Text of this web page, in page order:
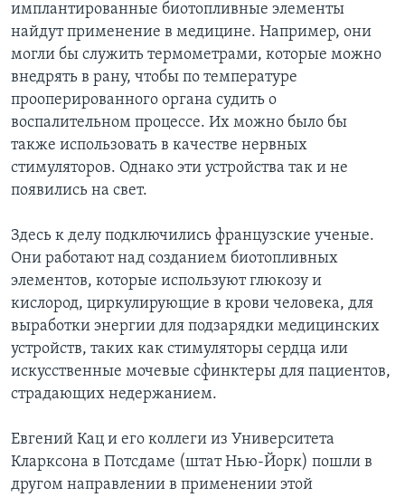
имплантированные биотопливные элементы
найдут применение в медицине. Например, они
могли бы служить термометрами, которые можно
внедрять в рану, чтобы по температуре
прооперированного органа судить о
воспалительном процессе. Их можно было бы
также использовать в качестве нервных
стимуляторов. Однако эти устройства так и не
появились на свет.
Здесь к делу подключились французские ученые.
Они работают над созданием биотопливных
элементов, которые используют глюкозу и
кислород, циркулирующие в крови человека, для
выработки энергии для подзарядки медицинских
устройств, таких как стимуляторы сердца или
искусственные мочевые сфинктеры для пациентов,
страдающих недержанием.
Евгений Кац и его коллеги из Университета
Кларксона в Потсдаме (штат Нью-Йорк) пошли в
другом направлении в применении этой